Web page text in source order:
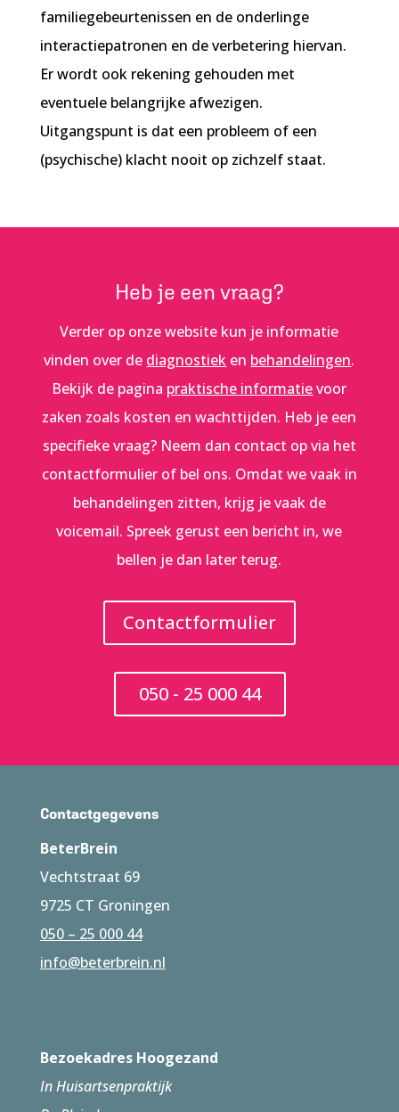
familiegebeurtenissen en de onderlinge
interactiepatronen en de verbetering hiervan.
Er wordt ook rekening gehouden met
eventuele belangrijke afwezigen.
Uitgangspunt is dat een probleem of een
(psychische) klacht nooit op zichzelf staat.
Heb je een vraag?
Verder op onze website kun je informatie
vinden over de diagnostiek en behandelingen.
Bekijk de pagina praktische informatievoor
zaken zoals kosten en wachttijden. Heb je een
specifieke vraag? Neem dan contact op via het
contactformulier of bel ons. Omdat we vaak in
behandelingen zitten, krijg je vaak de
voicemail. Spreek gerust een bericht in, we
bellen je dan later terug.
Contactformulier
050 - 25 000 44
Contactgegevens
BeterBrein
Vechtstraat 69
9725 CT Groningen
050 – 25 000 44
info@beterbrein.nl
Bezoekadres Hoogezand
In Huisartsenpraktijk